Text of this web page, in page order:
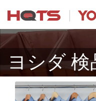
ヨシダ 検